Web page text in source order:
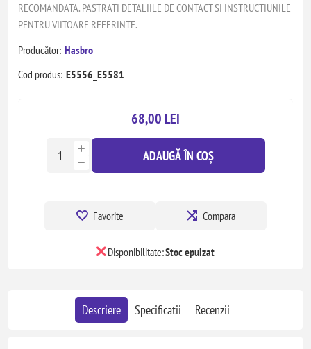
RECOMANDATA. PASTRATI DETALIILE DE CONTACT SI INSTRUCTIUNILE
PENTRU VIITOARE REFERINTE.
Producător: Hasbro
Cod produs: E5556_E5581
68,00 LEI
ADAUGĂ ÎN COȘ
Favorite Compara
Disponibilitate:Stoc epuizat
Descriere Specificatii Recenzii